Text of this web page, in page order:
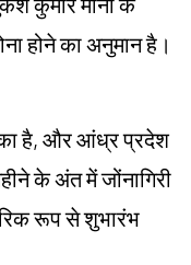
होने का अनुमान है।
है, और आंध्र प्रदेश
के अंत में जोंनागिरी
रूप से शुभारंभ